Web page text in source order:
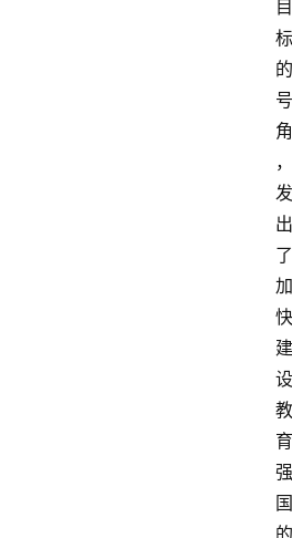
目
标
的
号
角
，
发
出
了
加
快
建
设
教
育
强
国
的